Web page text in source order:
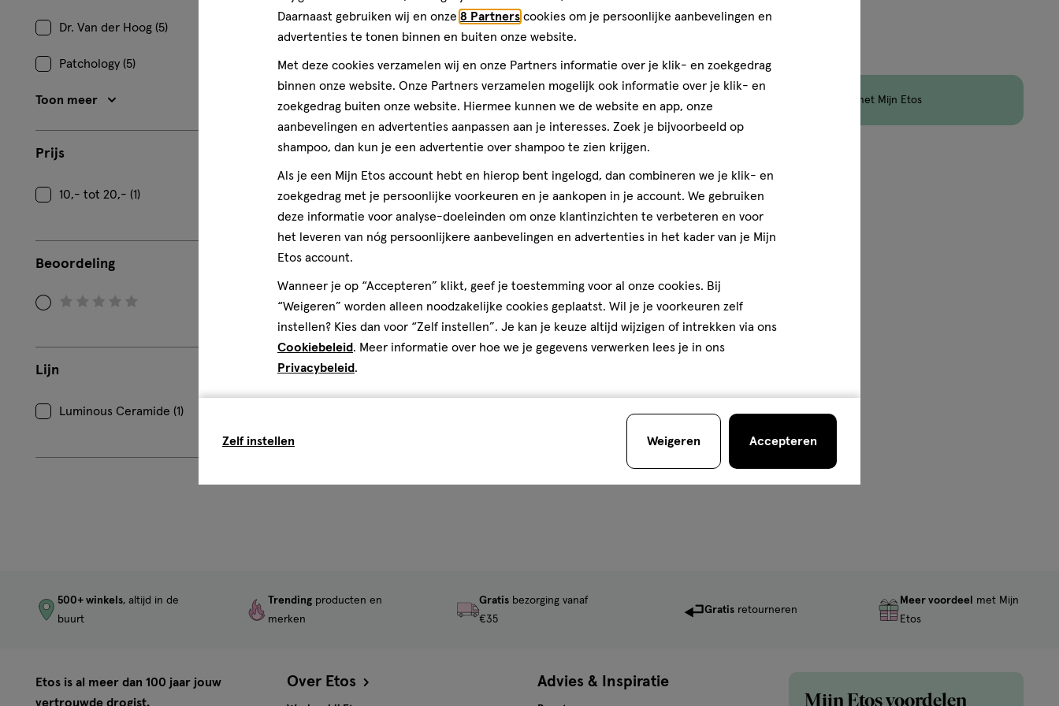
Dr. Van der Hoog (5)
Patchology (5)
Toon meer
Prijs
10,- tot 20,- (1)
Beoordeling
Lijn
Luminous Ceramide (1)
Toevoegenverhoog aantal met één,Bijna uitverkocht!
Gratis bezorging vanaf €35 Gratis retour binnen 30 dagen op Etos Merk met Mijn Etos
500+ winkels, altijd in de
buurt
Trending producten en
merken
Gratisbezorging vanaf
€35
Gratis retourneren
Meer voordeel
met Mijn
Etos
Etos is al meer dan 100 jaar jouw
vertrouwde drogist.
Over Etos Advies & Inspiratie
Mijn Etos voordelen
Daarnaast gebruiken wij en onze 8 Partners cookies om je persoonlijke aanbevelingen en
advertenties te tonen binnen en buiten onze website.
Met deze cookies verzamelen wij en onze Partners informatie over je klik- en zoekgedrag
binnen onze website. Onze Partners verzamelen mogelijk ook informatie over je klik- en
zoekgedrag buiten onze website. Hiermee kunnen we de website en app, onze
aanbevelingen en advertenties aanpassen aan je interesses. Zoek je bijvoorbeeld op
shampoo, dan kun je een advertentie over shampoo te zien krijgen.
Als je een Mijn Etos account hebt en hierop bent ingelogd, dan combineren we je klik- en
zoekgedrag met je persoonlijke voorkeuren en je aankopen in je account. We gebruiken
deze informatie voor analyse-doeleinden om onze klantinzichten te verbeteren en voor
het leveren van nóg persoonlijkere aanbevelingen en advertenties in het kader van je Mijn
Etos account.
Wanneer je op “Accepteren” klikt, geef je toestemming voor al onze cookies. Bij
“Weigeren” worden alleen noodzakelijke cookies geplaatst. Wil je je voorkeuren zelf
instellen? Kies dan voor “Zelf instellen”. Je kan je keuze altijd wijzigen of intrekken via ons
Cookiebeleid. Meer informatie over hoe we je gegevens verwerken lees je in ons
Privacybeleid.
Zelf instellen Weigeren Accepteren